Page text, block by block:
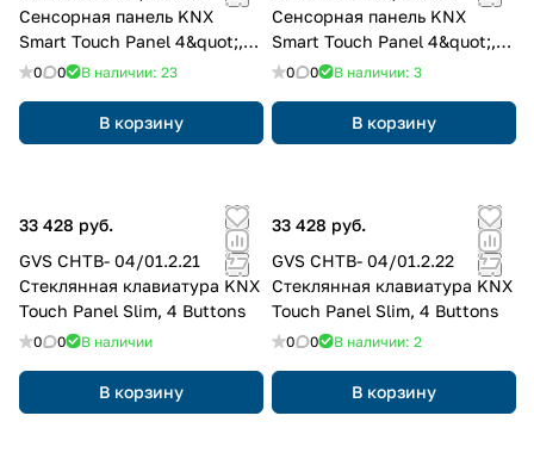
Cенсорная панель KNX
Smart Touch Panel 4&quot;,
V40, lite
0 0 В наличии: 23
В корзину
Cенсорная панель KNX
Smart Touch Panel 4&quot;,
V40, lite
0 0 В наличии: 3
В корзину
33 428 руб.
GVS CHTB- 04/01.2.21
Стеклянная клавиатура KNX
Touch Panel Slim, 4 Buttons
0 0 В наличии
В корзину
33 428 руб.
GVS CHTB- 04/01.2.22
Стеклянная клавиатура KNX
Touch Panel Slim, 4 Buttons
0 0 В наличии: 2
В корзину